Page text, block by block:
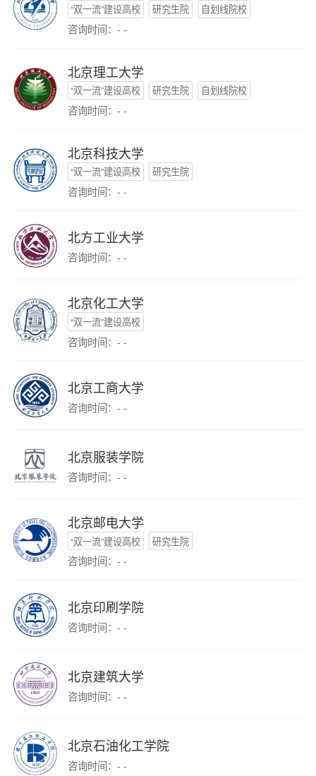
“双一流”建设高校 研究生院 自划线院校
咨询时间：- -
北京理工大学
“双一流”建设高校 研究生院 自划线院校
咨询时间：- -
北京科技大学
“双一流”建设高校 研究生院
咨询时间：- -
北方工业大学
咨询时间：- -
北京化工大学
“双一流”建设高校
咨询时间：- -
北京工商大学
咨询时间：- -
北京服装学院
咨询时间：- -
北京邮电大学
“双一流”建设高校 研究生院
咨询时间：- -
北京印刷学院
咨询时间：- -
北京建筑大学
咨询时间：- -
北京石油化工学院
咨询时间：- -